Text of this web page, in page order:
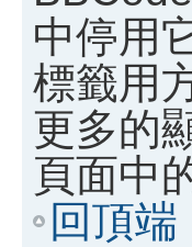
中停用
標籤用
更多的
頁面中
回頂端